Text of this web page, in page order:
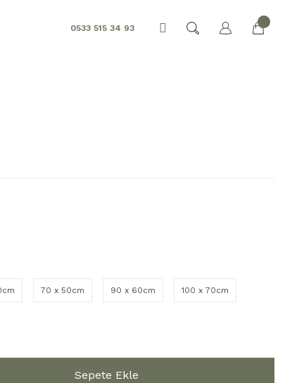
0533 515 34 93
70 x 50cm 90 x 60cm 100 x 70cm
Sepete Ekle